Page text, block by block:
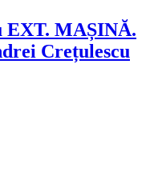
EXT. MAȘINĂ.
Crețulescu